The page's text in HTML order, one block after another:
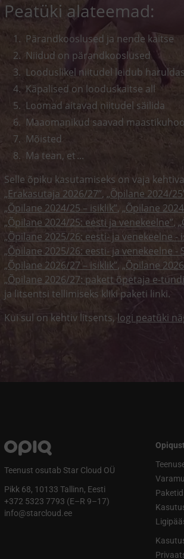
Peatüki alateemad:
Pärand­kooslused ja nende kaitse
Niidud on pärand­kooslused
Looduslikel niitudel leidub
Käpalised on looduskaitse all
Loomad aitavad niitudel säilida
Maaomanikud saavad
Mõisted
Ma tean, et ...
Selle õpiku kasutamiseks on vaja
„Erakasutaja 2026/27”, „Õpilane 2024/
„Õpilane 2024/25 – isiklik”, „Õpilane
„Õpilane 2024/25: eesti ja venekeelne”,
„Õpilane 2025/26: eesti- ja venekeelne -
„Õpilane 2025/26: eesti- ja venekeelne -
„Õpilane 2026/27 – isiklik”, „Õpilane
„Õpilane 2026/27: pakett õpetaja e-
ja litsentsi tellimiseks kliki paketi linki.
Kui sul on kehtiv litsents, logi peatüki
Teenust osutab Star Cloud OÜ
Pikk 68, 10133 Tallinn, Eesti
+372 5323 7793 (E–R 9–17)
info@starcloud.ee
Varamu
Paketid